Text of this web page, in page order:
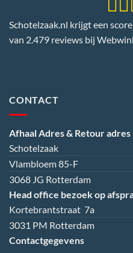
Schotelzaak.nl krijgt een
van 2.479 reviews bij
CONTACT
Afhaal Adres & Retour adres
Schotelzaak
Vlambloem 85-F
3068 JG Rotterdam
Head office bezoek op
Kortebrantstraat 7a
3031 PM Rotterdam
Contactgegevens